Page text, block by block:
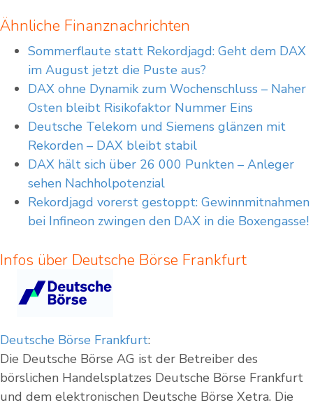
Ähnliche Finanznachrichten
Sommerflaute statt Rekordjagd: Geht dem DAX
im August jetzt die Puste aus?
DAX ohne Dynamik zum Wochenschluss – Naher
Osten bleibt Risikofaktor Nummer Eins
Deutsche Telekom und Siemens glänzen mit
Rekorden – DAX bleibt stabil
DAX hält sich über 26 000 Punkten – Anleger
sehen Nachholpotenzial
Rekordjagd vorerst gestoppt: Gewinnmitnahmen
bei Infineon zwingen den DAX in die Boxengasse!
Infos über Deutsche Börse Frankfurt
Deutsche Börse Frankfurt:
Die Deutsche Börse AG ist der Betreiber des
börslichen Handelsplatzes Deutsche Börse Frankfurt
und dem elektronischen Deutsche Börse Xetra. Die